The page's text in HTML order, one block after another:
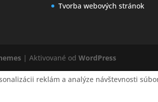
Tvorba webových stránok
| Aktivované odWordPress
reklám a analýze návštevnosti